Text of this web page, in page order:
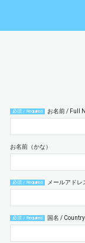
Art
画廊紹介
About Us
必須 / Required お名前 / Full
お名前（かな）
必須 / Required メールアド
必須 / Required 国名 / Country